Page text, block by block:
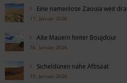
Eine namenlose Zaouia weit
17. Januar 2026
Alte Mauern hinter Boujdour
16. Januar 2026
Sicheldünen nahe Aftisaat
15. Januar 2026